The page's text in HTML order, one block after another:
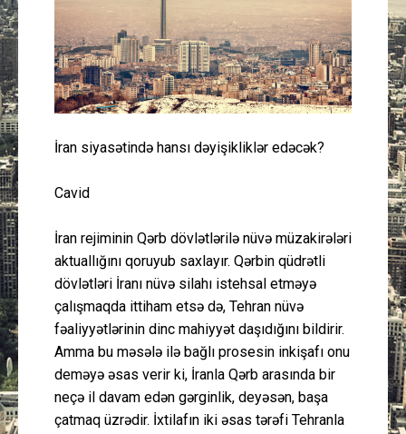
Mədəniyyət
Müsahibə
Cəmiyyət
Peşə etikası
Əlaqə
İran siyasətində hansı dəyişikliklər edəcək?
Cavid
İran rejiminin Qərb dövlətlərilə nüvə müzakirələri
aktuallığını qoruyub saxlayır. Qərbin qüdrətli
dövlətləri İranı nüvə silahı istehsal etməyə
çalışmaqda ittiham etsə də, Tehran nüvə
fəaliyyətlərinin dinc mahiyyət daşıdığını bildirir.
Amma bu məsələ ilə bağlı prosesin inkişafı onu
deməyə əsas verir ki, İranla Qərb arasında bir
neçə il davam edən gərginlik, deyəsən, başa
çatmaq üzrədir. İxtilafın iki əsas tərəfi Tehranla